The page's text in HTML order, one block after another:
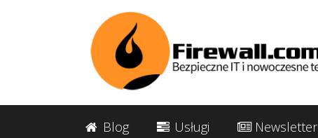
Blog Usługi Newsletter